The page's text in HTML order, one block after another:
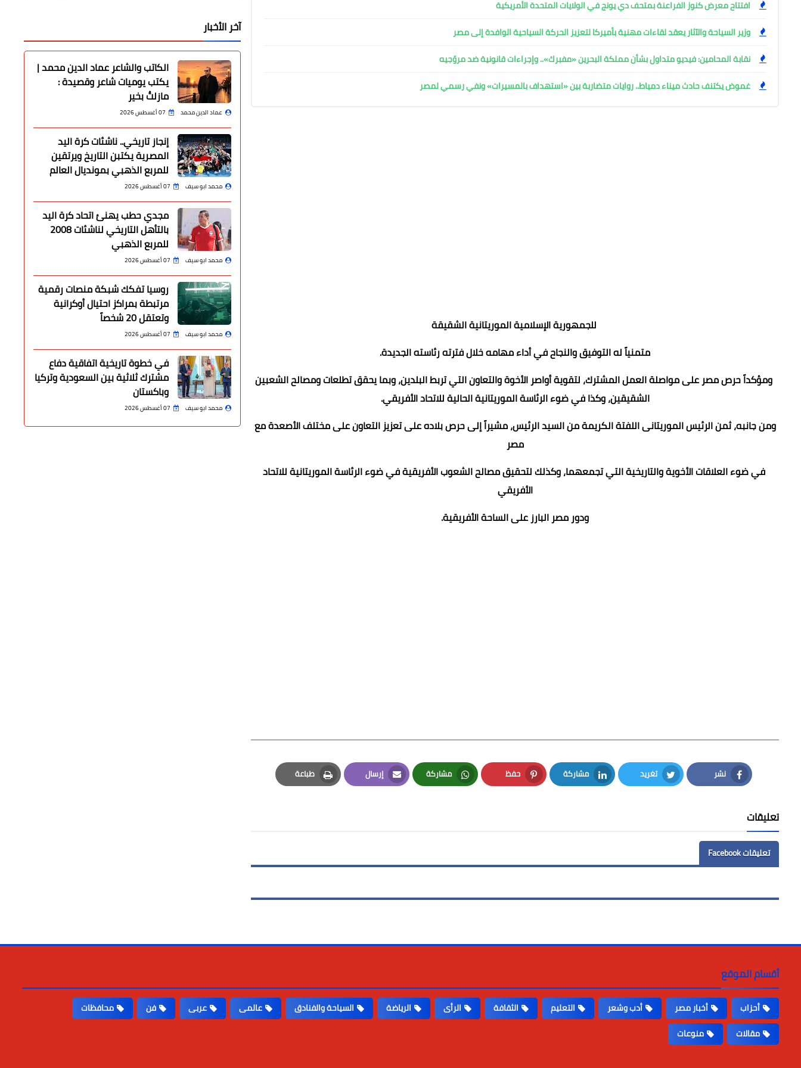
افتتاح معرض كنوز الفراعنة بمتحف دي يونج في الولايات المتحدة الأمريكية
وزير السياحة والآثار يعقد لقاءات مهنية بأميركا لتعزيز الحركة السياحية الوافدة إلى مصر
نقابة المحامين: فيديو متداول بشأن مملكة البحرين «مفبرك».. وإجراءات قانونية ضد مروّجيه
غموض يكتنف حادث ميناء دمياط.. روايات متضاربة بين «استهداف بالمسيرات» ونفي رسمي لمصر
للجمهورية الإسلامية الموريتانية الشقيقة
متمنياً له التوفيق والنجاح في أداء مهامه خلال فترته رئاسته الجديدة.
ومؤكداً حرص مصر على مواصلة العمل المشترك، لتقوية أواصر الأخوة والتعاون التي تربط البلدين، وبما يحقق تطلعات ومصالح الشعبين
الشقيقين، وكذا في ضوء الرئاسة الموريتانية الحالية للاتحاد الأفريقي.
‏‎ومن جانبه، ثمن الرئيس الموريتانى اللفتة الكريمة من السيد الرئيس، مشيراً إلى حرص بلاده على تعزيز التعاون على مختلف الأصعدة مع
مصر
في ضوء العلاقات الأخوية والتاريخية التي تجمعهما، وكذلك لتحقيق مصالح الشعوب الأفريقية في ضوء الرئاسة الموريتانية للاتحاد
الأفريقي
ودور مصر البارز على الساحة الأفريقية.
نشر
Facebook
تغريد
Twitter
مشاركة
LinkedIn
حفظ
Pinterest
مشاركة
Whatsapp
إرسال
Email
طباعة
Print
تعليقات
تعليقات Facebook
آخر الأخبار
الكاتب والشاعر عماد الدين محمد |
يكتب يوميات شاعر وقصيدة :
مازلتُ بخير
عماد الدين محمد 07 أغسطس 2026
إنجاز تاريخي.. ناشئات كرة اليد
المصرية يكتبن التاريخ ويرتقين
للمربع الذهبي بمونديال العالم
محمد ابو سيف 07 أغسطس 2026
مجدي حطب يهنئ اتحاد كرة اليد
بالتأهل التاريخي لناشئات 2008
للمربع الذهبي
محمد ابو سيف 07 أغسطس 2026
روسيا تفكك شبكة منصات رقمية
مرتبطة بمراكز احتيال أوكرانية
وتعتقل 20 شخصاً
محمد ابو سيف 07 أغسطس 2026
في خطوة تاريخية اتفاقية دفاع
مشترك ثلاثية بين السعودية وتركيا
وباكستان
محمد ابو سيف 07 أغسطس 2026
أقسام الموقع
أحزاب أخبار مصر أدب وشعر التعليم الثقافة الرأى الرياضة السياحة والفنادق عالمى عربى فن
محافظات
مقالات
منوعات